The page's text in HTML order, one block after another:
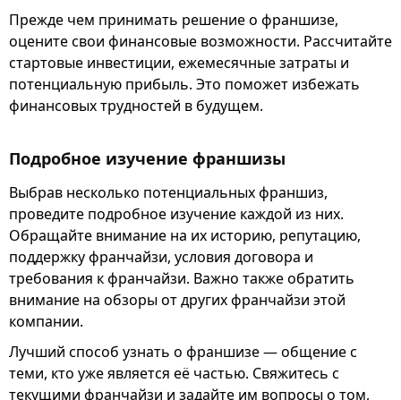
Прежде чем принимать решение о франшизе,
оцените свои финансовые возможности. Рассчитайте
стартовые инвестиции, ежемесячные затраты и
потенциальную прибыль. Это поможет избежать
финансовых трудностей в будущем.
Подробное изучение франшизы
Выбрав несколько потенциальных франшиз,
проведите подробное изучение каждой из них.
Обращайте внимание на их историю, репутацию,
поддержку франчайзи, условия договора и
требования к франчайзи. Важно также обратить
внимание на обзоры от других франчайзи этой
компании.
Лучший способ узнать о франшизе — общение с
теми, кто уже является её частью. Свяжитесь с
текущими франчайзи и задайте им вопросы о том,